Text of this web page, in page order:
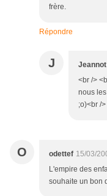
frère.
Répondre
J Jeannot
<br />
nous
;o)<br /
O odettef 15/03/
L'empire des
souhaite un bon